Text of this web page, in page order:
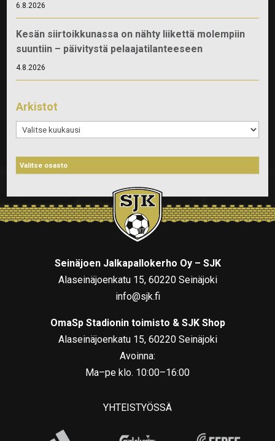
6.8.2026
Kesän siirtoikkunassa on nähty liikettä molempiin
suuntiin – päivitystä pelaajatilanteeseen
4.8.2026
Arkistot
Arkistot
Seinäjoen Jalkapallokerho Oy – SJK
Alaseinäjoenkatu 15, 60220 Seinäjoki
info@sjk.fi
OmaSp Stadionin toimisto & SJK Shop
Alaseinäjoenkatu 15, 60220 Seinäjoki
Avoinna:
Ma–pe klo. 10:00–16:00
YHTEISTYÖSSÄ